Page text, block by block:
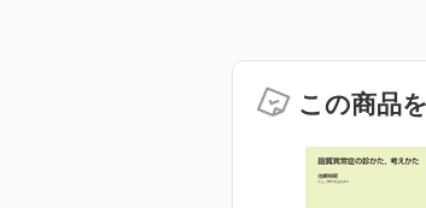
この商品